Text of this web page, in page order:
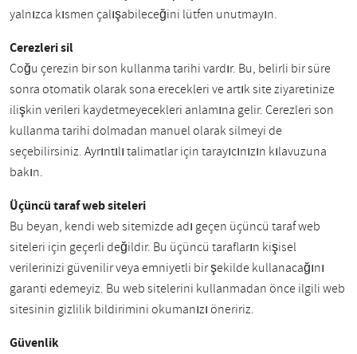
yalnızca kısmen çalışabileceğini lütfen unutmayın.
Çerezleri sil
Çoğu çerezin bir son kullanma tarihi vardır. Bu, belirli bir süre
sonra otomatik olarak sona erecekleri ve artık site ziyaretinize
ilişkin verileri kaydetmeyecekleri anlamına gelir. Çerezleri son
kullanma tarihi dolmadan manuel olarak silmeyi de
seçebilirsiniz. Ayrıntılı talimatlar için tarayıcınızın kılavuzuna
bakın.
Üçüncü taraf web siteleri
Bu beyan, kendi web sitemizde adı geçen üçüncü taraf web
siteleri için geçerli değildir. Bu üçüncü tarafların kişisel
verilerinizi güvenilir veya emniyetli bir şekilde kullanacağını
garanti edemeyiz. Bu web sitelerini kullanmadan önce ilgili web
sitesinin gizlilik bildirimini okumanızı öneririz.
Güvenlik